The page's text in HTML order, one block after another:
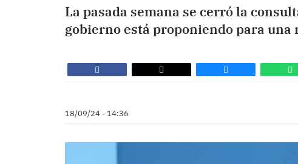
La pasada semana se cerró la
gobierno está proponiendo para
18/09/24 - 14:36